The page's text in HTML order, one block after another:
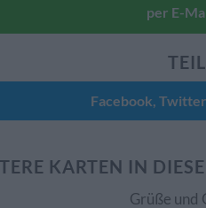
per E-
Facebook,
KARTEN IN
Grüße und